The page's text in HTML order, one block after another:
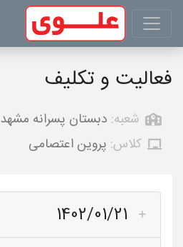
فعالیت و تکلیف
شعبه: دبستان پسرانه مشهد
کلاس: پروین اعتصامی
1402/01/21